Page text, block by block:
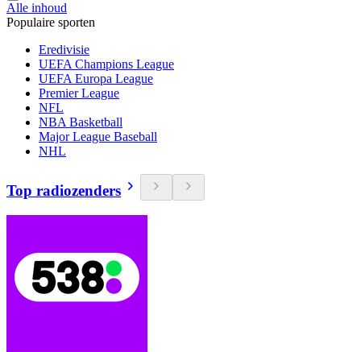
Alle inhoud
Populaire sporten
Eredivisie
UEFA Champions League
UEFA Europa League
Premier League
NFL
NBA Basketball
Major League Baseball
NHL
Top radiozenders